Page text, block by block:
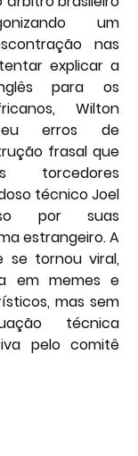
um
nas
explicar a
para os
Wilton
erros de
frasal que
torcedores
técnico Joel
por suas
estrangeiro. A
se tornou viral,
em memes e
mas sem
técnica
pelo comitê